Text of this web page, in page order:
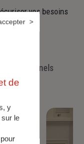
vos besoins
demain.
de
y
le